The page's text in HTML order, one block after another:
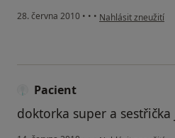
28. června 2010 • • • podle názoru
Nahlásit zneužití
Pacient
doktorka super a sestřička